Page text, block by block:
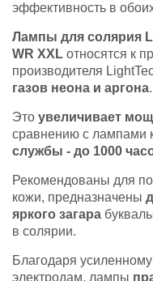
эффективность в
Лампы для солярия
WR XXL относятся к
производителя
газов неона и аргона.
Это увеличивает
сравнению с лампами
службы - до 1000
Рекомендованы для
кожи, предназначены
яркого загара
в солярии.
Благодаря
электродам, лампы